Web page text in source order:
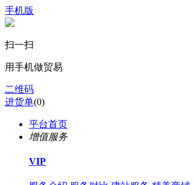
手机版
扫一扫
用手机做贸易
二维码
进货单(0)
平台首页
增值服务
VIP